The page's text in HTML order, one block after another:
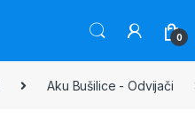
0
Aku Bušilice - Odvijači